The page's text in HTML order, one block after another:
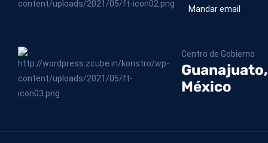
Mandar email
Centro de Gobierno
Guanajuato,
México